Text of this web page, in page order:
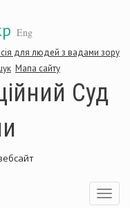
Eng
для людей з вадами зору
Мапа сайту
Суд
Toggle